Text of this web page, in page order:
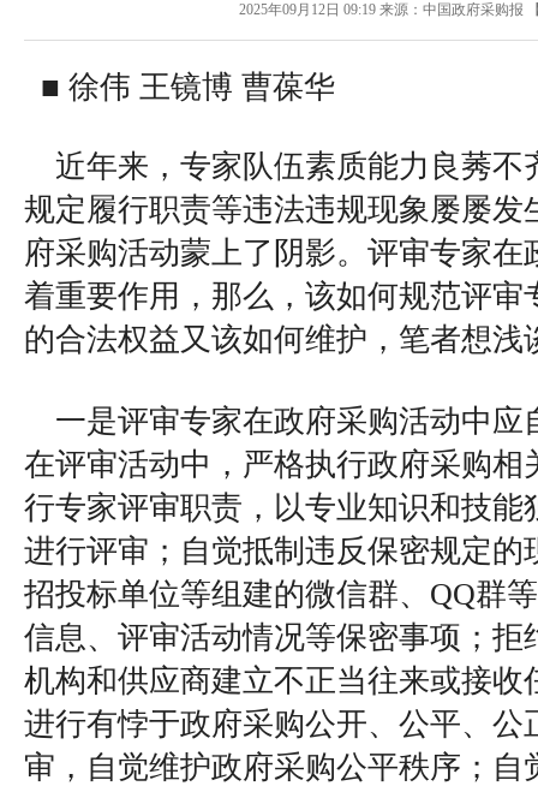
2025年09月12日 09:19来源： 中国政府采购报
■ 徐伟 王镜博 曹葆华
近年来，专家队伍素质能力良莠不
规定履行职责等违法违规现象屡屡发
府采购活动蒙上了阴影。评审专家在
着重要作用，那么，该如何规范评审
的合法权益又该如何维护，笔者想浅
一是评审专家在政府采购活动中应
在评审活动中，严格执行政府采购相
行专家评审职责，以专业知识和技能
进行评审；自觉抵制违反保密规定的
招投标单位等组建的微信群、QQ群
信息、评审活动情况等保密事项；拒
机构和供应商建立不正当往来或接收
进行有悖于政府采购公开、公平、公
审，自觉维护政府采购公平秩序；自